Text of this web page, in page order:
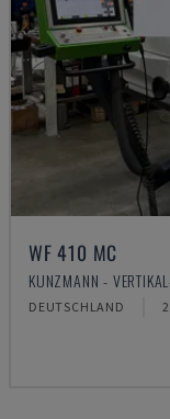
WF 410 MC
KUNZMANN -
DEUTSCHLAND